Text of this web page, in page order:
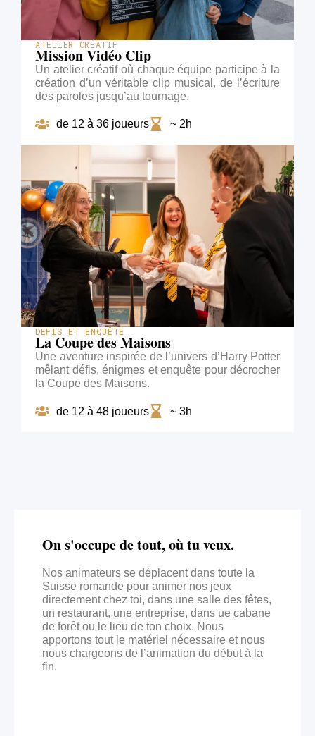
ATELIER CRÉATIF
Mission Vidéo Clip
Un atelier créatif où chaque équipe participe à la
création d’un véritable clip musical, de l’écriture
des paroles jusqu’au tournage.
de 12 à 36 joueurs ~ 2h
DEFIS ET ENQUÊTE
La Coupe des Maisons
Une aventure inspirée de l’univers d’Harry Potter
mêlant défis, énigmes et enquête pour décrocher
la Coupe des Maisons.
de 12 à 48 joueurs ~ 3h
On s'occupe de tout, où tu veux.
Nos animateurs se déplacent dans toute la
Suisse romande pour animer nos jeux
directement chez toi, dans une salle des fêtes,
un restaurant, une entreprise, dans ue cabane
de forêt ou le lieu de ton choix. Nous
apportons tout le matériel nécessaire et nous
nous chargeons de l’animation du début à la
fin.